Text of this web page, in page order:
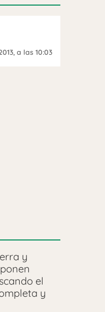
, a las 10:03
y
el
y